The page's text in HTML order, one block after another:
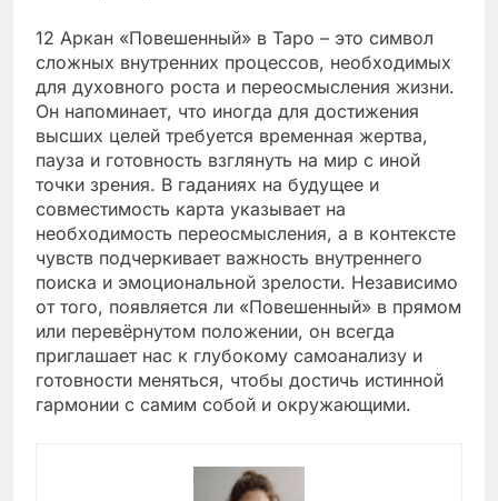
12 Аркан «Повешенный» в Таро – это символ
сложных внутренних процессов, необходимых
для духовного роста и переосмысления жизни.
Он напоминает, что иногда для достижения
высших целей требуется временная жертва,
пауза и готовность взглянуть на мир с иной
точки зрения. В гаданиях на будущее и
совместимость карта указывает на
необходимость переосмысления, а в контексте
чувств подчеркивает важность внутреннего
поиска и эмоциональной зрелости. Независимо
от того, появляется ли «Повешенный» в прямом
или перевёрнутом положении, он всегда
приглашает нас к глубокому самоанализу и
готовности меняться, чтобы достичь истинной
гармонии с самим собой и окружающими.